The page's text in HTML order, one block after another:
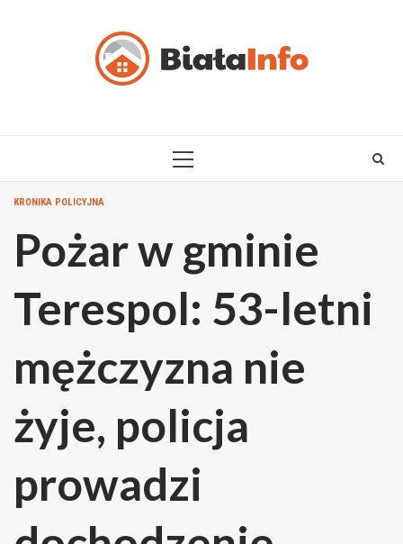
PRIMARY
KRONIKA POLICYJNA
Pożar w gminie
Terespol: 53-letni
mężczyzna nie
żyje, policja
prowadzi